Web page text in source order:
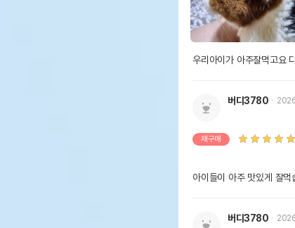
우리아이가 아주잘먹고요
버디3780
재구매
아이들이 아주 맛있게 잘
버디3780